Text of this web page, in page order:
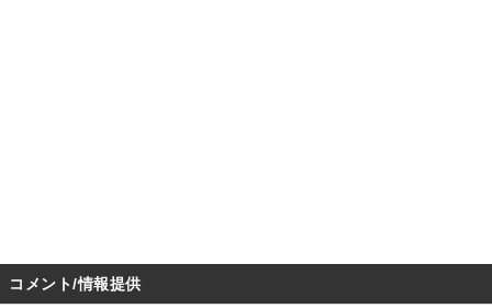
コメント/情報提供